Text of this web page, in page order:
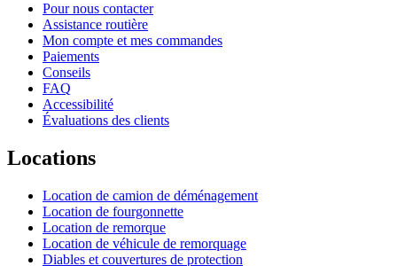
Pour nous contacter
Assistance routière
Mon compte et mes commandes
Paiements
Conseils
FAQ
Accessibilité
Évaluations des clients
Locations
Location de camion de déménagement
Location de fourgonnette
Location de remorque
Location de véhicule de remorquage
Diables et couvertures de protection